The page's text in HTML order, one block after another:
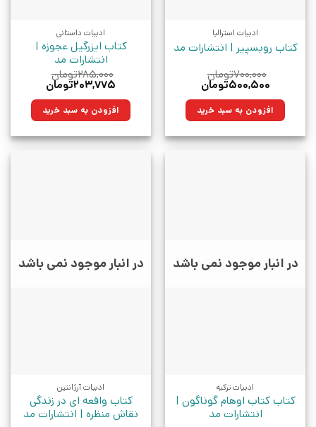
ادبیات استرالیا
کتاب روبسپیر | انتشارات مد
۷۰۰,۰۰۰تومان
قیمت
۷۰۰,۰۰۰تومان
بود.
۵۰۰,۵۰۰تومان
۵۰۰,۵۰۰تومان.افزودن به سبد خرید
ادبیات داستانی
کتاب ایزرگیل عجوزه |
انتشارات مد
۲۸۵,۰۰۰تومان
قیمت
۲۸۵,۰۰۰تومان
بود.
۲۰۳,۷۷۵تومان
۲۰۳,۷۷۵تومان.افزودن به سبد خرید
در انبار موجود نمی باشد
ادبیات ترکیه
کتاب کتاب اوهام گوناگون |
انتشارات مد
در انبار موجود نمی باشد
ادبیات آرژانتین
کتاب واقعه ای در زندگی
نقاش منظره | انتشارات مد